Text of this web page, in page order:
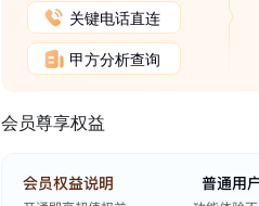
关键电话直连
甲方分析查询
会员尊享权益